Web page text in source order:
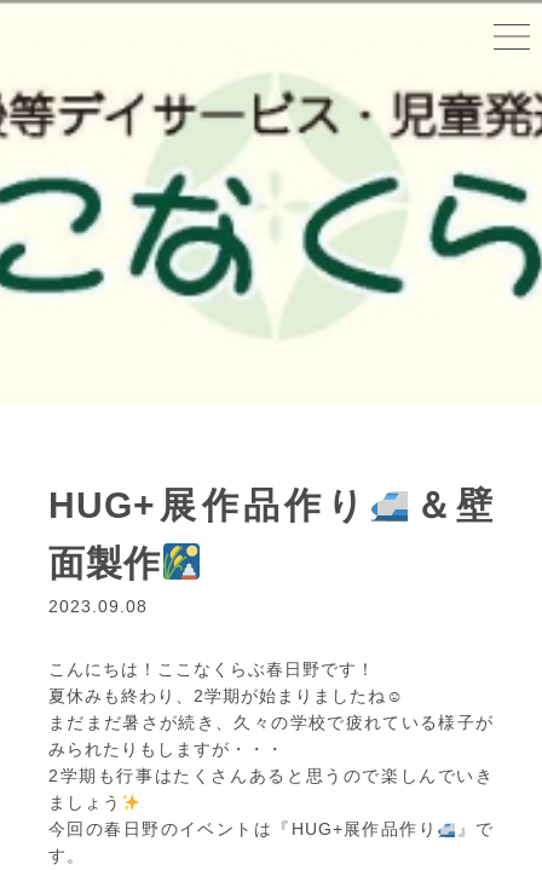
HUG+展作品作り
＆壁
面製作
2023.09.08
こんにちは！ここなくらぶ春日野です！
夏休みも終わり、2学期が始まりましたね☺
まだまだ暑さが続き、久々の学校で疲れている様子が
みられたりもしますが・・・
2学期も行事はたくさんあると思うので楽しんでいき
ましょう
今回の春日野のイベントは『HUG+展作品作り
』で
す。